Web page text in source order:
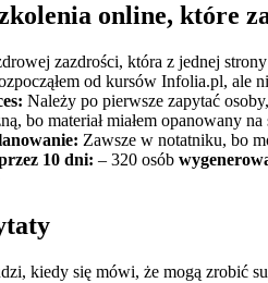
online, które
zazdrości, która z jednej
od kursów Infolia.pl, ale
Należy po pierwsze zapytać
bo materiał miałem opanowany
Zawsze w notatniku, bo
10 dni: – 320 osób
kiedy się mówi, że mogą zrobić